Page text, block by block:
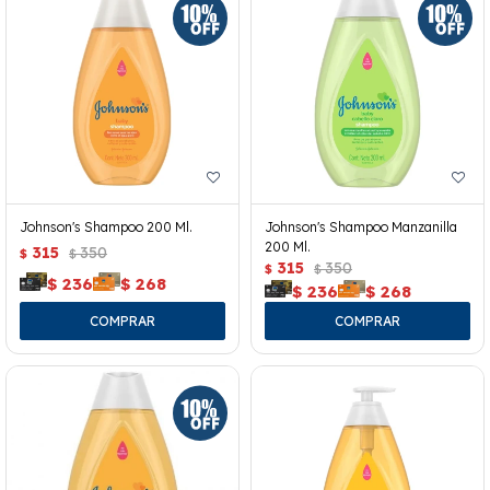
Johnson's Shampoo 200 Ml.
$ 315 $ 350
$ 236 $ 268
Johnson's Shampoo Manzanilla
200 Ml.
$ 315 $ 350
$ 236 $ 268